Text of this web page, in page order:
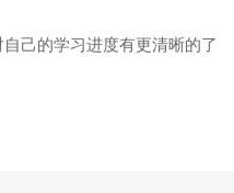
己的学习进度有更清晰的了